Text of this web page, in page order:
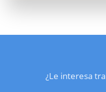
¿Le interesa